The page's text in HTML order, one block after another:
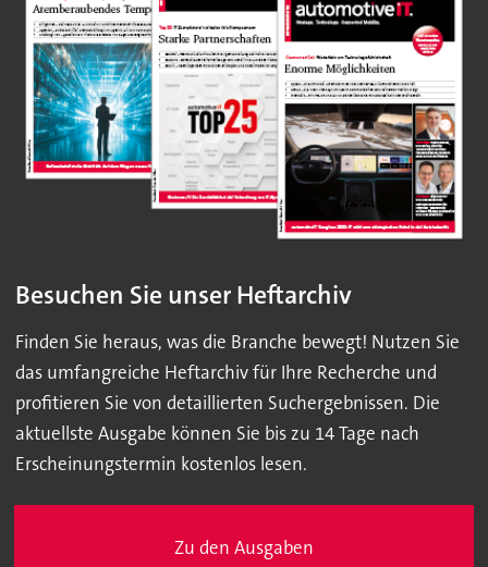
Besuchen Sie unser Heftarchiv
Finden Sie heraus, was die Branche bewegt! Nutzen Sie
das umfangreiche Heftarchiv für Ihre Recherche und
profitieren Sie von detaillierten Suchergebnissen. Die
aktuellste Ausgabe können Sie bis zu 14 Tage nach
Erscheinungstermin kostenlos lesen.
Zu den Ausgaben